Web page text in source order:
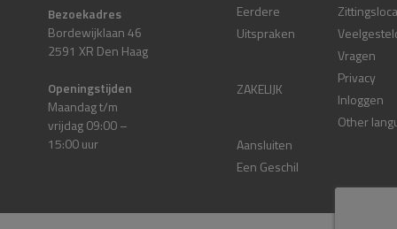
Bezoekadres
Bordewijklaan 46
2591 XR Den Haag
Openingstijden
Maandag t/m
vrijdag 09:00 –
15:00 uur
Eerdere
Uitspraken
ZAKELIJK
Aansluiten
Een Geschil
Vragen
Privacy
Inloggen
Other